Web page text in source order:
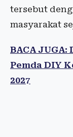
tersebut
masyarakat
BACA JUGA:
Pemda DIY
2027